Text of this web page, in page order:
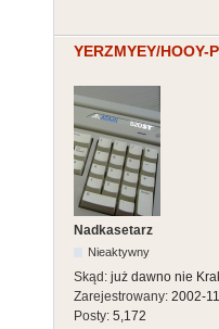
Nadkasetarz
Nieaktywny
Skąd: już dawno nie
Zarejestrowany: 2002-
Posty: 5,172